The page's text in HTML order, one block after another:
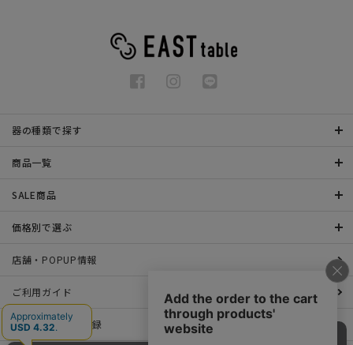
器の種類で探す
商品一覧
SALE商品
価格別で選ぶ
店舗・POPUP情報
ご利用ガイド
メールマガジン登録